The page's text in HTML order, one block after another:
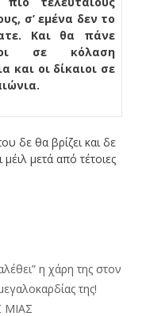
σ’ εμένα δεν το
Και θα πάνε
σε κόλαση
και οι δίκαιοι σε
δε θα βρίζει και δε
μετά από τέτοιες
η χάρη της στον
της!
ΜΙΑΣ